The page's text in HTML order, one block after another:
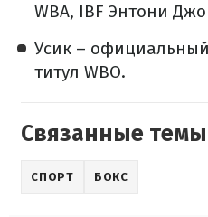
WBA, IBF Энтони
Усик –
титул WBO.
Связанные
СПОРТ БОКС